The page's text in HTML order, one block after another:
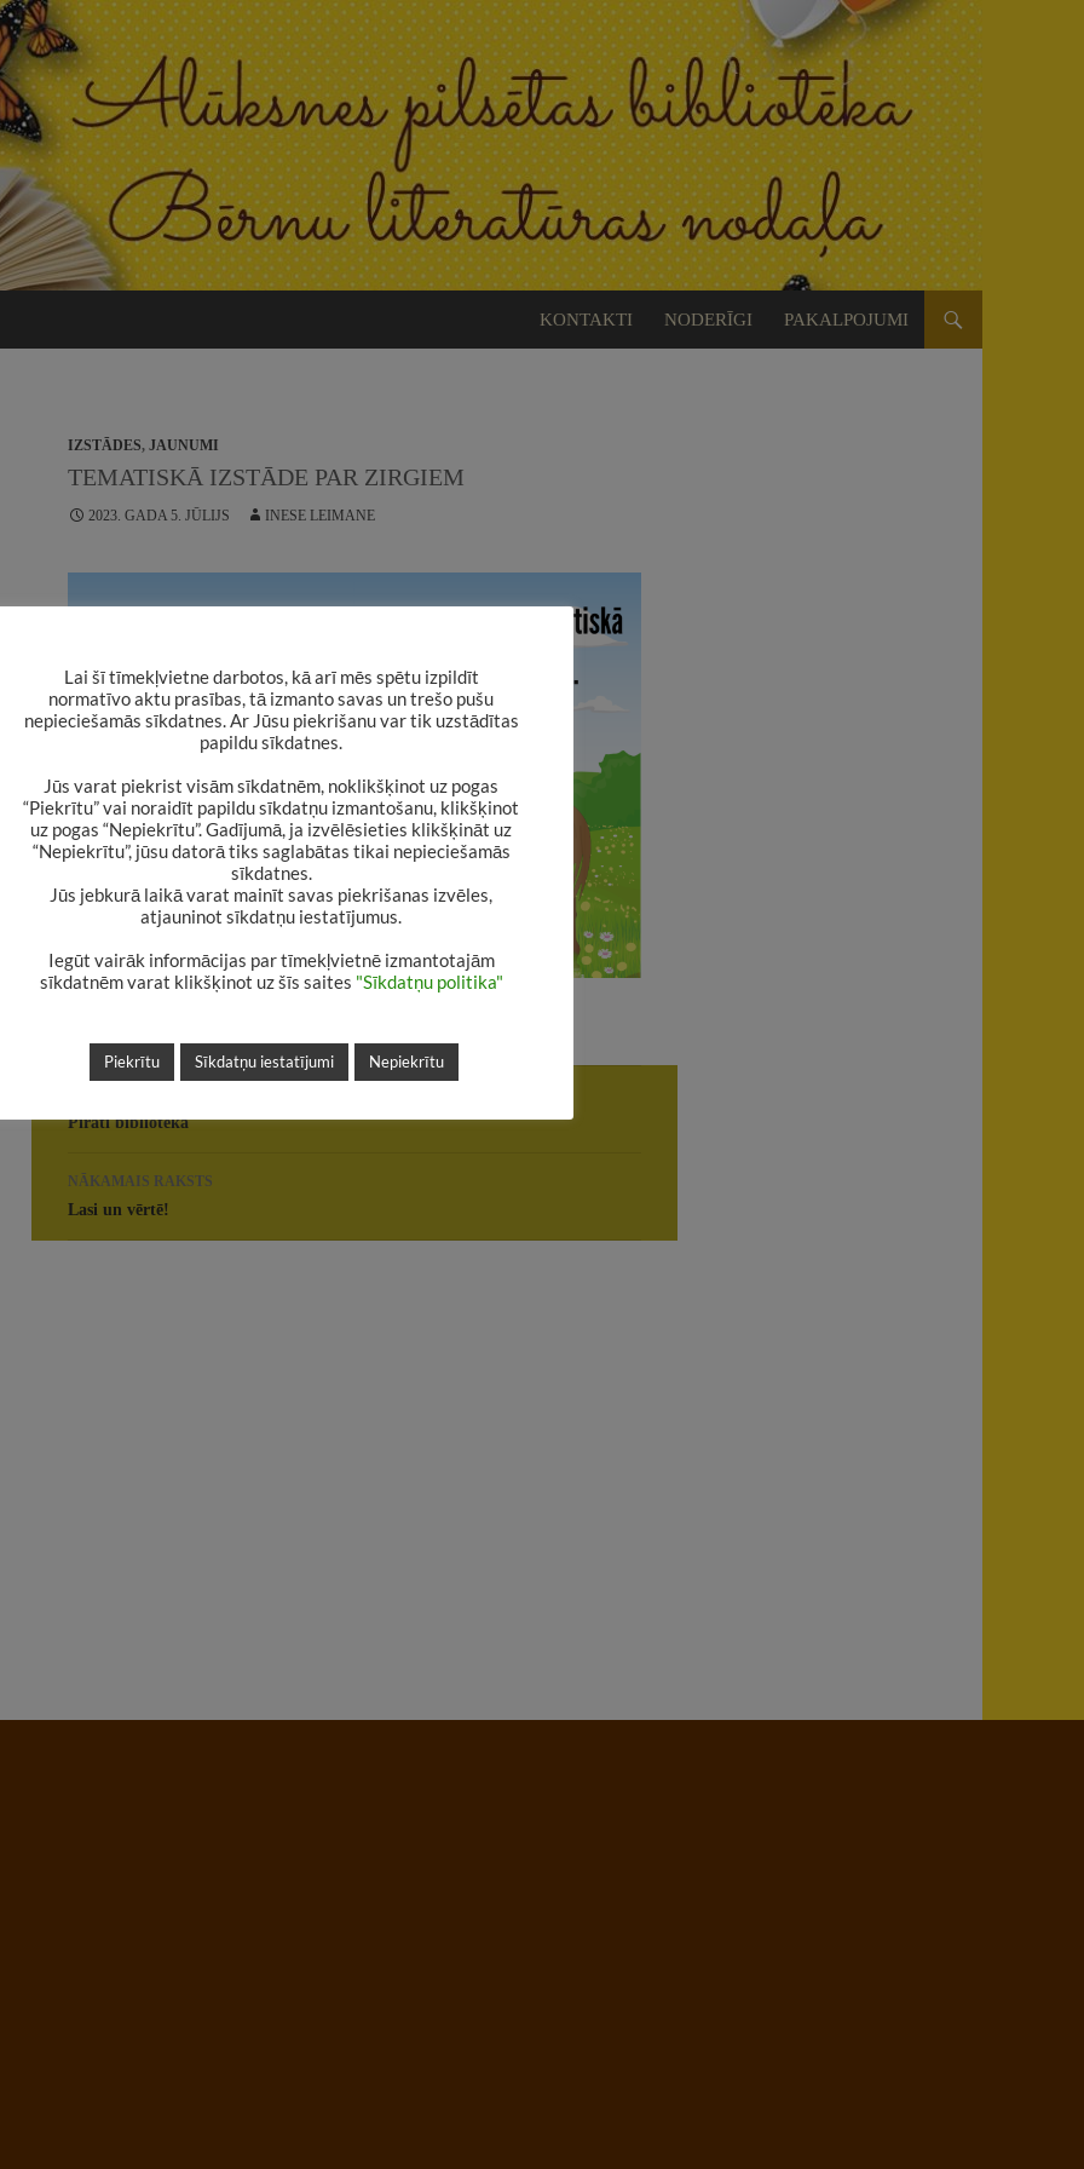
KONTAKTI NODERĪGI PAKALPOJUMI
IZSTĀDES, JAUNUMI
TEMATISKĀ IZSTĀDE PAR ZIRGIEM
2023. GADA 5. JŪLIJS INESE LEIMANE
Rakstu
Pirāti bibliotēkā
NĀKAMAIS RAKSTS
Lasi un vērtē!
Lai šī tīmekļvietne darbotos, kā arī mēs spētu izpildīt
normatīvo aktu prasības, tā izmanto savas un trešo pušu
nepieciešamās sīkdatnes. Ar Jūsu piekrišanu var tik uzstādītas
papildu sīkdatnes.
Jūs varat piekrist visām sīkdatnēm, noklikšķinot uz pogas
“Piekrītu” vai noraidīt papildu sīkdatņu izmantošanu, klikšķinot
uz pogas “Nepiekrītu”. Gadījumā, ja izvēlēsieties klikšķināt uz
“Nepiekrītu”, jūsu datorā tiks saglabātas tikai nepieciešamās
sīkdatnes.
Jūs jebkurā laikā varat mainīt savas piekrišanas izvēles,
atjauninot sīkdatņu iestatījumus.
Iegūt vairāk informācijas par tīmekļvietnē izmantotajām
sīkdatnēm varat klikšķinot uz šīs saites "Sīkdatņu politika"
Piekrītu Sīkdatņu iestatījumi Nepiekrītu